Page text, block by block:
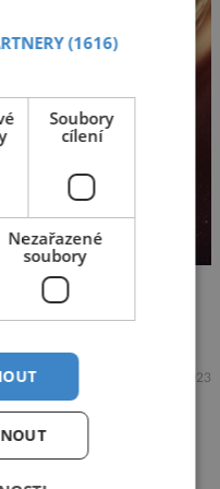
ve
jako
27.5.2023
předlouhých 25
Je to jedna z
si kdy lidstvo
(1616)
Soubory
cílení
Nezařazené
soubory